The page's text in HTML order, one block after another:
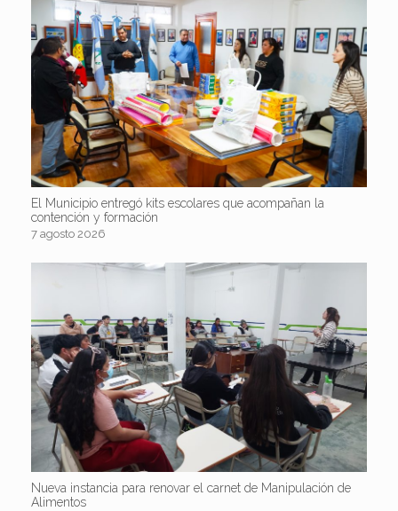
El Municipio entregó kits escolares que acompañan la
contención y formación
7 agosto 2026
Nueva instancia para renovar el carnet de Manipulación de
Alimentos